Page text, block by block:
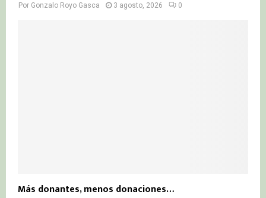
Por Gonzalo Royo Gasca 3 agosto, 2026 0
Más donantes, menos donaciones…